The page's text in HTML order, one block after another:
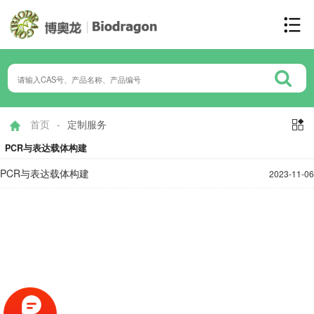
首页 - 定制服务

PCR与表达载体构建
PCR与表达载体构建​‍ 2023-11-06